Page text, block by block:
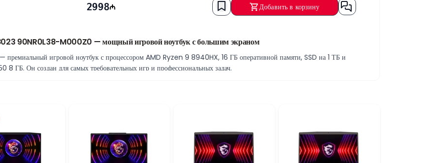
2998 Добавить в корзину
90NR0L38-M000Z0 — мощный игровой ноутбук с большим экраном
игровой ноутбук с процессором AMD Ryzen 9 8940HX, 16 ГБ оперативной памяти, SSD на 1 ТБ и
ГБ. Он создан для самых требовательных игр и профессиональных задач.
приложений.
работать с несколькими приложениями одновременно. SSD на 1 ТБ обеспечивает быструю загрузку системы,
5050 8 ГБ